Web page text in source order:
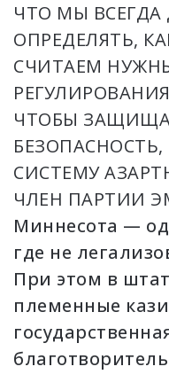
ЧТО МЫ
ОПРЕДЕЛЯТЬ,
СЧИТАЕМ
ЧТОБЫ
СИСТЕМУ
ЧЛЕН ПАРТИИ
Миннесота —
где не
При этом в
племенные